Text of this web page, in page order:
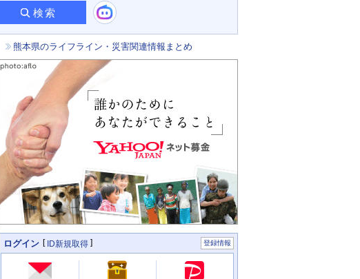
検索
熊本県のライフライン・災害関連情報まとめ
個
人
ログイン ID新規取得 登録情報
あ
た
の
ス